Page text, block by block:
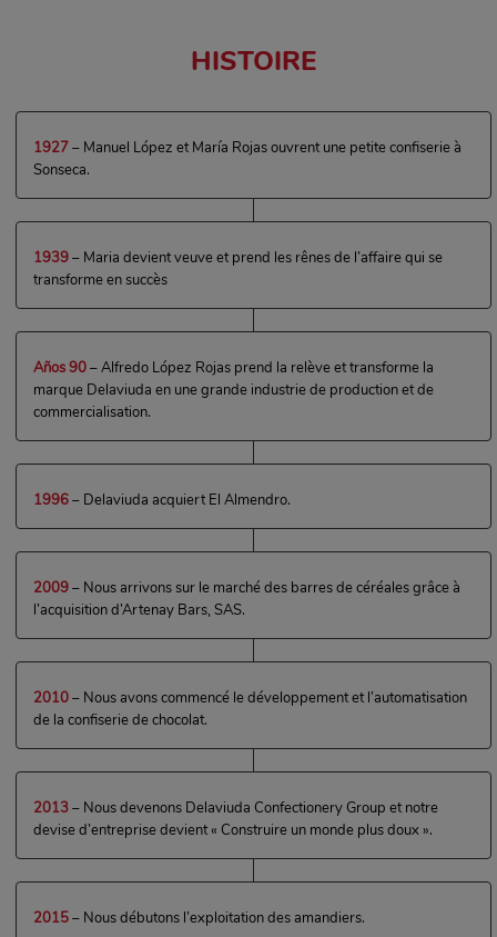
HISTOIRE
1927– Manuel López et María Rojas ouvrent une petite confiserie à
Sonseca.
1939– Maria devient veuve et prend les rênes de l’affaire qui se
transforme en succès
Años 90– Alfredo López Rojas prend la relève et transforme la
marque Delaviuda en une grande industrie de production et de
commercialisation.
1996– Delaviuda acquiert El Almendro.
2009– Nous arrivons sur le marché des barres de céréales grâce à
l’acquisition d’Artenay Bars, SAS.
2010– Nous avons commencé le développement et l’automatisation
de la confiserie de chocolat.
2013– Nous devenons Delaviuda Confectionery Group et notre
devise d’entreprise devient « Construire un monde plus doux ».
2015– Nous débutons l’exploitation des amandiers.